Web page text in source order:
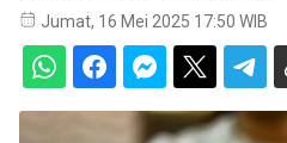
Jumat, 16 Mei 2025 17:50 WIB